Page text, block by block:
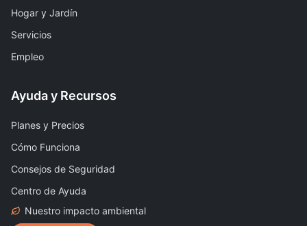
Hogar y Jardín
Servicios
Empleo
Ayuda y Recursos
Planes y Precios
Cómo Funciona
Consejos de Seguridad
Centro de Ayuda
Nuestro impacto ambiental